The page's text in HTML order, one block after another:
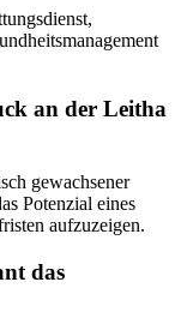
an der Leitha
gewachsener
Potenzial eines
aufzuzeigen.
das